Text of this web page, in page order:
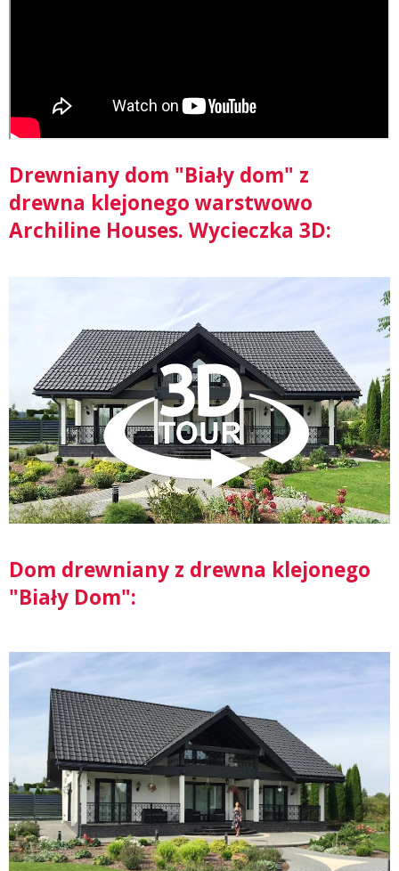
Drewniany dom "Biały dom" z
drewna klejonego warstwowo
Archiline Houses. Wycieczka 3D:
Dom drewniany z drewna klejonego
"Biały Dom":